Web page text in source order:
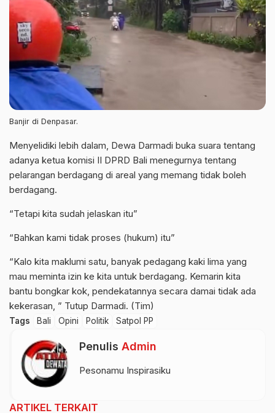
Banjir di Denpasar.
Menyelidiki lebih dalam, Dewa Darmadi buka suara tentang
adanya ketua komisi II DPRD Bali menegurnya tentang
pelarangan berdagang di areal yang memang tidak boleh
berdagang.
“Tetapi kita sudah jelaskan itu”
“Bahkan kami tidak proses (hukum) itu”
“Kalo kita maklumi satu, banyak pedagang kaki lima yang
mau meminta izin ke kita untuk berdagang. Kemarin kita
bantu bongkar kok, pendekatannya secara damai tidak ada
kekerasan, ” Tutup Darmadi. (Tim)
Tags Bali Opini Politik Satpol PP
Penulis Admin
Pesonamu Inspirasiku
ARTIKEL TERKAIT